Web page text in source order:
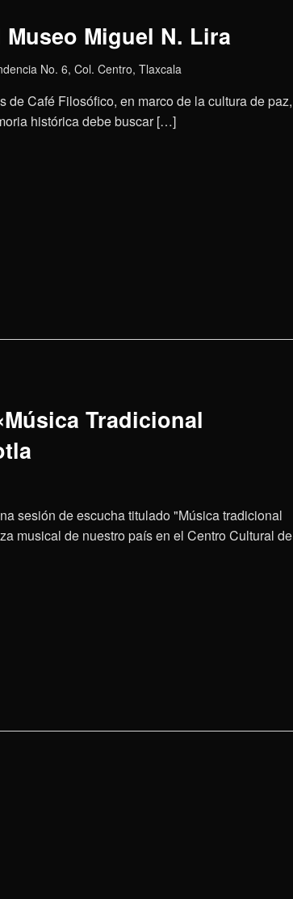
Miguel N. Lira
No. 6, Col. Centro, Tlaxcala
de Café Filosófico, en marco de la cultura de paz,
histórica debe buscar […]
Tradicional
sesión de escucha titulado "Música tradicional
musical de nuestro país en el Centro Cultural de